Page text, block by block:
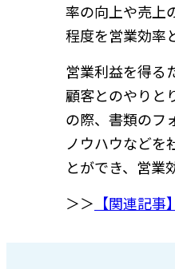
率の向上や売上
程度を営業効率
営業利益を得る
顧客とのやりと
の際、書類のフ
ノウハウなどを
とができ、営業
＞＞ 【関連記